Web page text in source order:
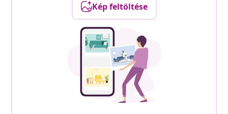
Kép feltöltése